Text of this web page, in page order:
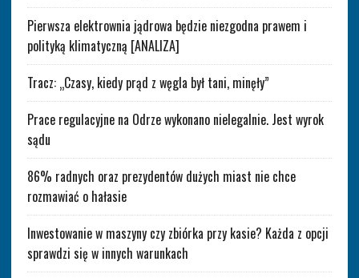
Pierwsza elektrownia jądrowa będzie niezgodna prawem i
polityką klimatyczną [ANALIZA]
Tracz: „Czasy, kiedy prąd z węgla był tani, minęły”
Prace regulacyjne na Odrze wykonano nielegalnie. Jest wyrok
sądu
86% radnych oraz prezydentów dużych miast nie chce
rozmawiać o hałasie
Inwestowanie w maszyny czy zbiórka przy kasie? Każda z opcji
sprawdzi się w innych warunkach